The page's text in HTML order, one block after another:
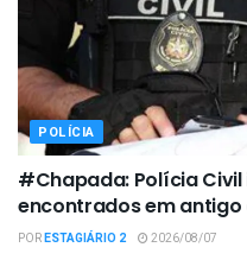
POLÍCIA
#Chapada: Polícia
encontrados em
PORESTAGIÁRIO 2 2026/08/07